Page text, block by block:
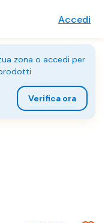
Accedi
zona o accedi per
Verifica ora